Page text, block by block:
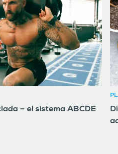
– el sistema ABCDE